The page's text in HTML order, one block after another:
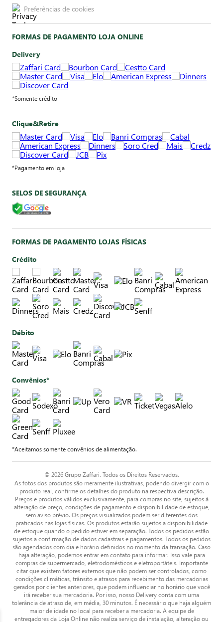
Preferências de cookies
FORMAS DE PAGAMENTO LOJA ONLINE
Delivery
*Somente crédito
Clique&Retire
*Pagamento em loja
SELOS DE SEGURANÇA
FORMAS DE PAGAMENTO LOJAS FÍSICAS
Crédito
Débito
Convênios*
*Aceitamos somente convênios de alimentação.
© 2026 Grupo Zaffari. Todos os Direitos Reservados.
As fotos dos produtos são meramente ilustrativas, podendo divergir com o
produto real, confirme os detalhes do produto na respectiva descrição.
Preços e produtos válidos exclusivamente, para compras no site, sujeitos à
alteração de preço, condições de pagamento e disponibilidade de estoque,
sem aviso prévio. Os preços visualizados podem ser diferentes dos
praticados nas lojas físicas. Os produtos estarão sujeitos a disponibilidade
de estoque quando o pedido estiver em separação. Todos os pedidos estão
sujeitos a confirmação de dados cadastrais e pagamentos. Todos os pedidos
são agendados com dia e horário definidos no momento da transação. Caso
haja alteração, podemos entrar em contato para informar. Isso vale para
compras de supermercado, eletrodomésticos e eletroportáteis. Importante
citar que existem fatores externos que não podem ser controlados, como
condições climáticas, trânsito e atrasos para recebimento das mercadorias
gerados por clientes anteriores, que podem influenciar no horário que você
irá receber sua mercadoria. Por isso, nosso Delivery conta com uma
tolerância de atraso de, em média, 30 minutos. É necessário que haja alguém
maior de idade no local para receber a mercadoria. A equipe de
entregadores da Loja Online não realiza serviço de instalação, alteração ou